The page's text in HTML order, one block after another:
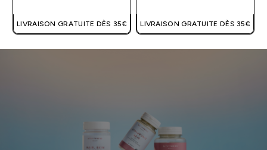
LIVRAISON GRATUITE DÈS 35€ LIVRAISON GRATUITE DÈS 35€